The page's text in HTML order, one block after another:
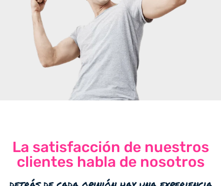
La satisfacción de nuestros
clientes habla de nosotros